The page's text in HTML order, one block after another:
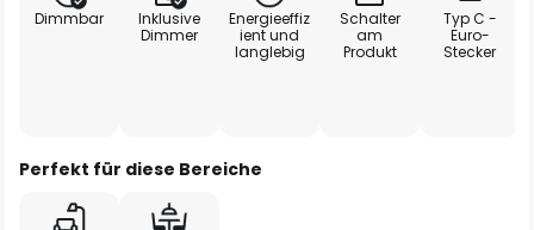
Dimmbar
Inklusive
Dimmer
Energieeffiz
ient und
langlebig
Schalter
am
Produkt
Typ C -
Euro-
Stecker
Perfekt für diese Bereiche